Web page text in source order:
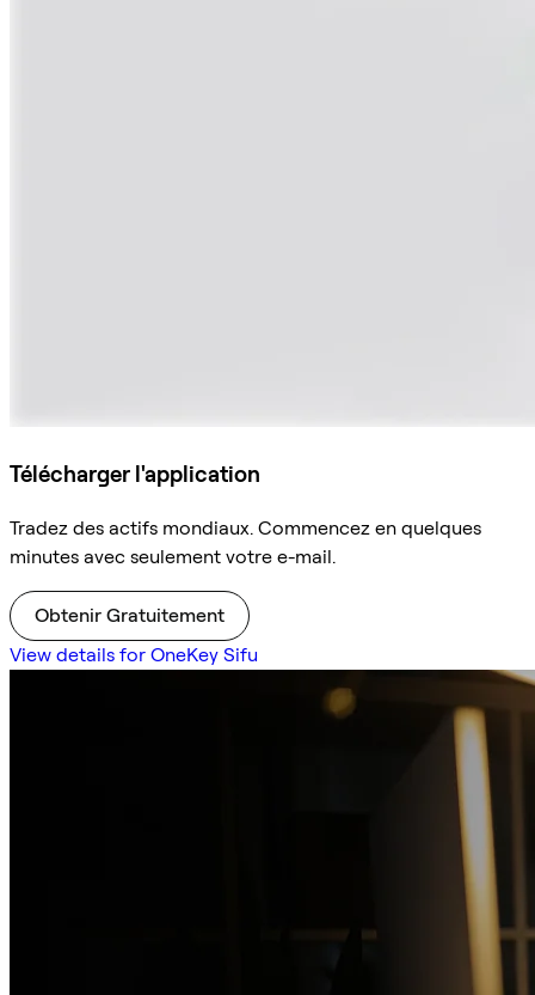
Télécharger l'application
Tradez des actifs mondiaux. Commencez en quelques
minutes avec seulement votre e-mail.
Obtenir Gratuitement
View details for OneKey Sifu